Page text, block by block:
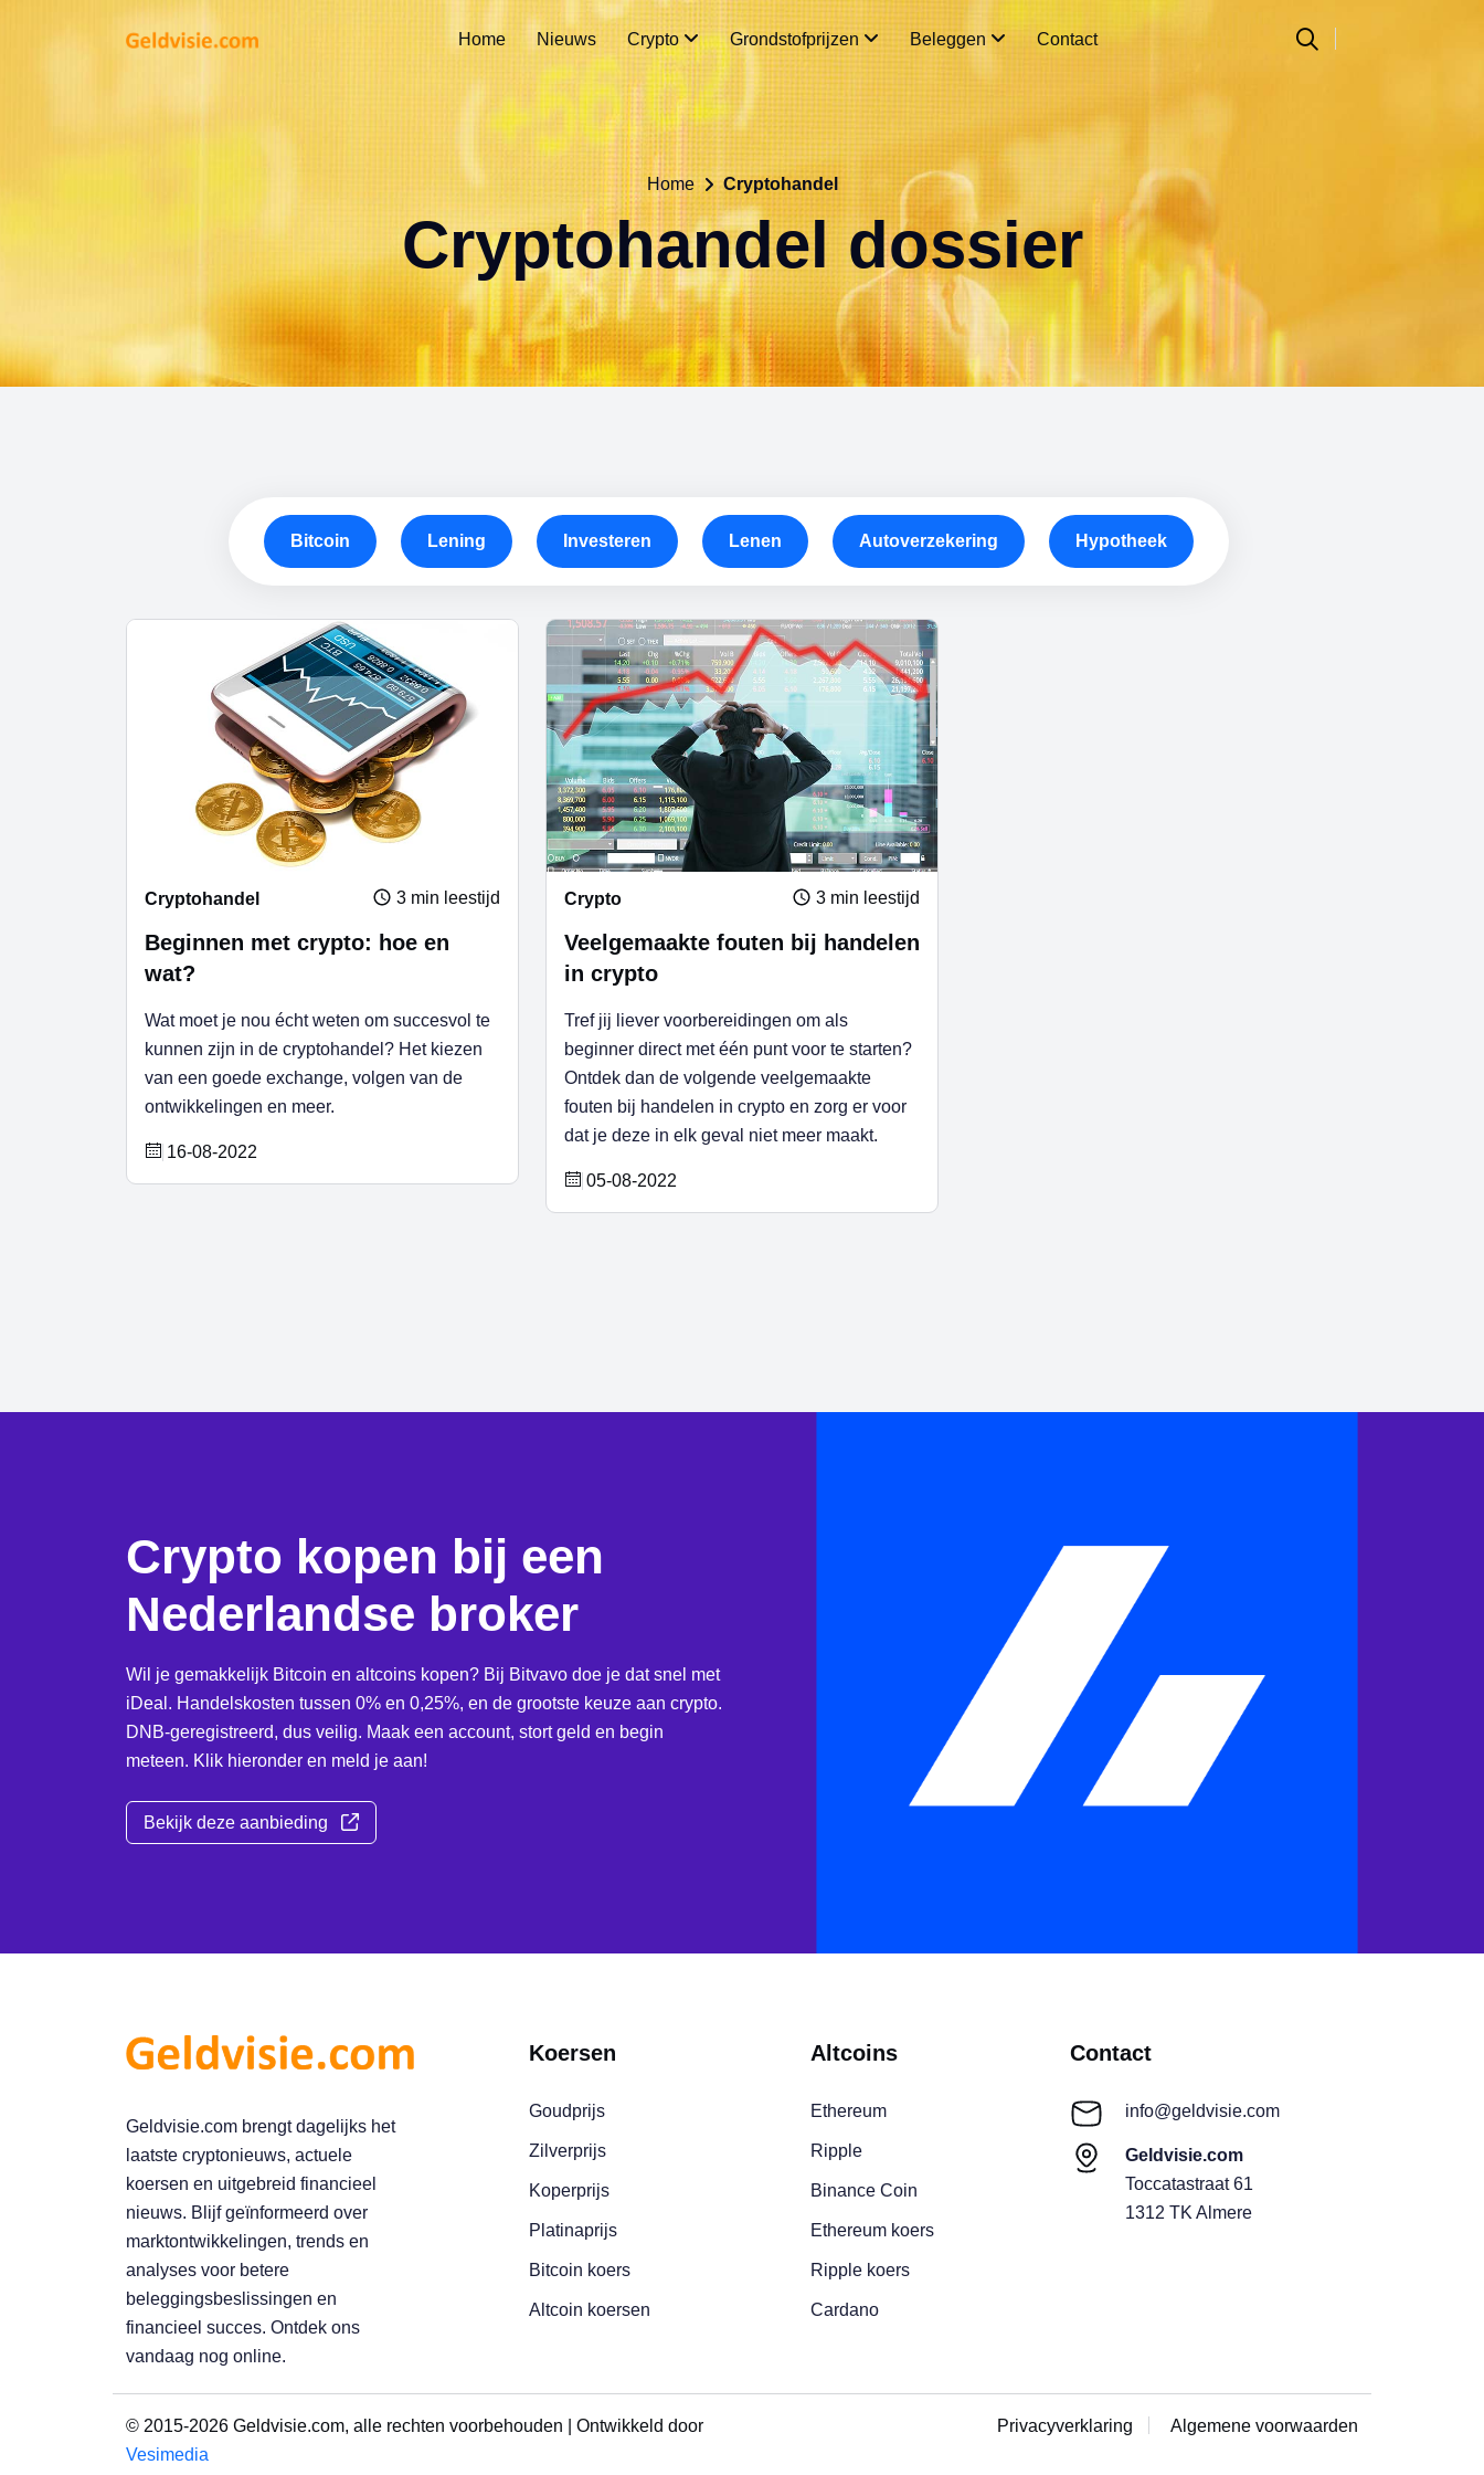
Home Nieuws Crypto Grondstofprijzen Beleggen Contact
Home Cryptohandel
Cryptohandel dossier
Bitcoin Lening Investeren Lenen Autoverzekering Hypotheek
Cryptohandel 3 min leestijd
Beginnen met crypto: hoe en
wat?
Wat moet je nou écht weten om succesvol te
kunnen zijn in de cryptohandel? Het kiezen
van een goede exchange, volgen van de
ontwikkelingen en meer.
16-08-2022
Crypto 3 min leestijd
Veelgemaakte fouten bij handelen
in crypto
Tref jij liever voorbereidingen om als
beginner direct met één punt voor te starten?
Ontdek dan de volgende veelgemaakte
fouten bij handelen in crypto en zorg er voor
dat je deze in elk geval niet meer maakt.
05-08-2022
Crypto kopen bij een
Nederlandse broker
Wil je gemakkelijk Bitcoin en altcoins kopen? Bij Bitvavo doe je dat snel met
iDeal. Handelskosten tussen 0% en 0,25%, en de grootste keuze aan crypto.
DNB-geregistreerd, dus veilig. Maak een account, stort geld en begin
meteen. Klik hieronder en meld je aan!
Bekijk deze aanbieding
Geldvisie.com brengt dagelijks het
laatste cryptonieuws, actuele
koersen en uitgebreid financieel
nieuws. Blijf geïnformeerd over
marktontwikkelingen, trends en
analyses voor betere
beleggingsbeslissingen en
financieel succes. Ontdek ons
vandaag nog online.
Koersen
Goudprijs
Zilverprijs
Koperprijs
Platinaprijs
Bitcoin koers
Altcoin koersen
Altcoins
Ethereum
Ripple
Binance Coin
Ethereum koers
Ripple koers
Cardano
Contact
info@geldvisie.com
Geldvisie.com
Toccatastraat 61
1312 TK Almere
© 2015-2026 Geldvisie.com, alle rechten voorbehouden | Ontwikkeld door
Vesimedia
Privacyverklaring Algemene voorwaarden